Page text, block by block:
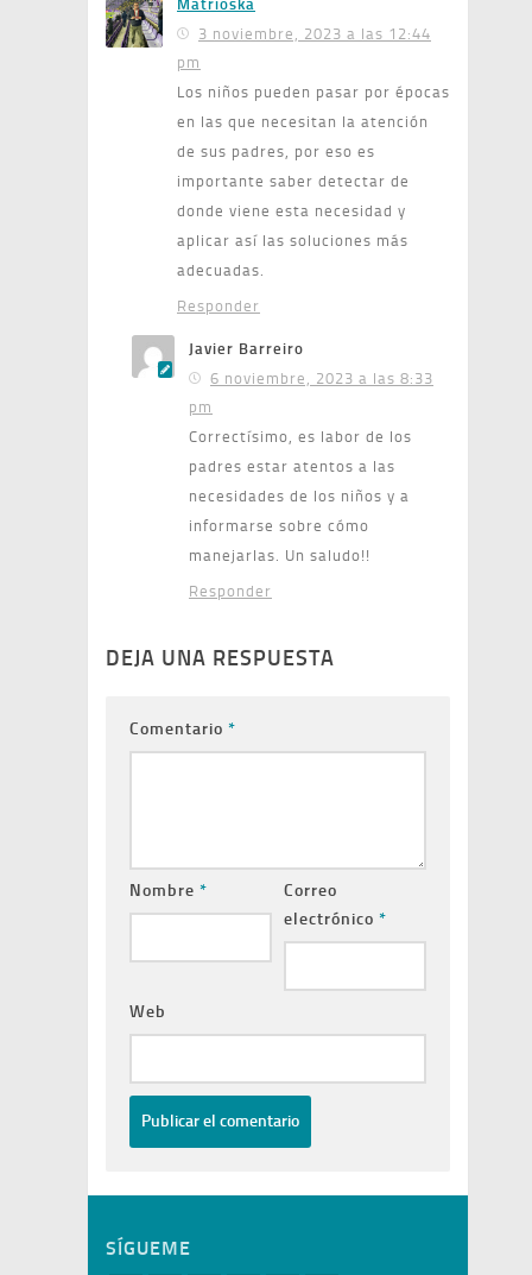
Matrioska
3 noviembre, 2023 a las 12:44
pm
Los niños pueden pasar por épocas
en las que necesitan la atención
de sus padres, por eso es
importante saber detectar de
donde viene esta necesidad y
aplicar así las soluciones más
adecuadas.
Responder
Javier Barreiro
6 noviembre, 2023 a las 8:33
pm
Correctísimo, es labor de los
padres estar atentos a las
necesidades de los niños y a
informarse sobre cómo
manejarlas. Un saludo!!
Responder
DEJA UNA RESPUESTA
Comentario *
Nombre *
Correo
electrónico *
Web
SÍGUEME